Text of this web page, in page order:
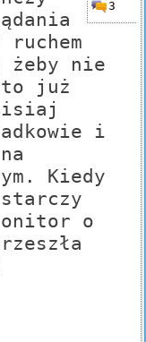
3
ruchem
żeby nie
to już
i
Kiedy
o